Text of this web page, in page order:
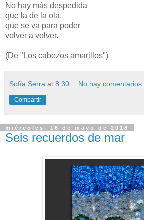
No hay más despedida
que la de la ola,
que se va para poder
volver a volver.
(De "Los cabezos amarillos")
Sofía Serra at 8:30 No hay comentarios:
Compartir
miércoles, 16 de mayo de 2018
Seis recuerdos de mar